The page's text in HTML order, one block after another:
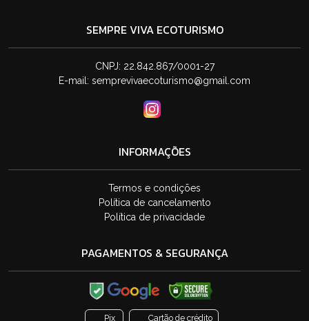
SEMPRE VIVA ECOTURISMO
CNPJ: 22.842.867/0001-27
E-mail: semprevivaecoturismo@gmail.com
INFORMAÇÕES
Termos e condições
Política de cancelamento
Política de privacidade
PAGAMENTOS & SEGURANÇA
Pix Cartão de crédito